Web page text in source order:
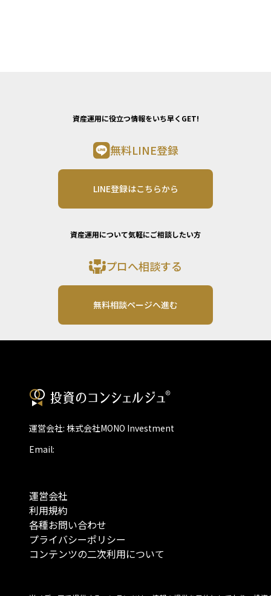
資産運用に役立つ情報をいち早くGET!
無料LINE登録
LINE登録はこちらから
資産運用について気軽にご相談したい方
プロへ相談する
無料相談ページへ進む
運営会社: 株式会社MONO Investment
Email:
運営会社
利用規約
各種お問い合わせ
プライバシーポリシー
コンテンツの二次利用について